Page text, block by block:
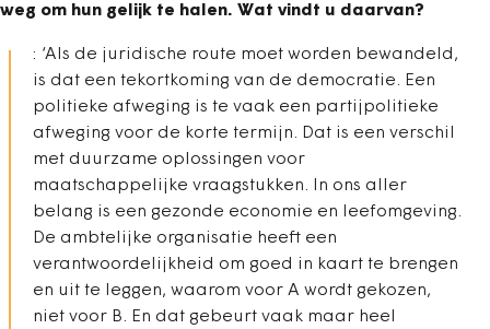
weg om hun gelijk te halen. Wat vindt u daarvan?
: ‘Als de juridische route moet worden bewandeld,
is dat een tekortkoming van de democratie. Een
politieke afweging is te vaak een partijpolitieke
afweging voor de korte termijn. Dat is een verschil
met duurzame oplossingen voor
maatschappelijke vraagstukken. In ons aller
belang is een gezonde economie en leefomgeving.
De ambtelijke organisatie heeft een
verantwoordelijkheid om goed in kaart te brengen
en uit te leggen, waarom voor A wordt gekozen,
niet voor B. En dat gebeurt vaak maar heel